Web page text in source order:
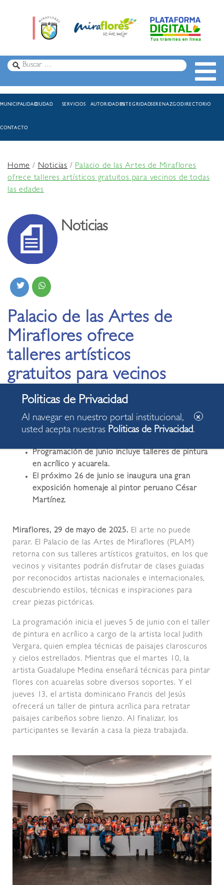
MUNICIPALIDADCIUDAD SERVICIOS AUTORIDADESINTEGRIDADSERENAZGODIRECTORIO
CONTACTO
Home/Noticias /Palacio de las Artes de Miraflores
ofrece talleres artísticos gratuitos para vecinos de todas
las edades
Noticias
Palacio de las Artes de
Miraflores ofrece
talleres artísticos
gratuitos para vecinos
de todas las edades
29.05.2025
Programación de junio incluye talleres de pintura
en acrílico y acuarela.
El próximo 26 de junio se inaugura una gran
exposición homenaje al pintor peruano César
Martínez.
Miraflores, 29 de mayo de 2025. El arte no puede
parar. El Palacio de las Artes de Miraflores (PLAM)
retorna con sus talleres artísticos gratuitos, en los que
vecinos y visitantes podrán disfrutar de clases guiadas
por reconocidos artistas nacionales e internacionales,
descubriendo estilos, técnicas e inspiraciones para
crear piezas pictóricas.
La programación inicia el jueves 5 de junio con el taller
de pintura en acrílico a cargo de la artista local Judith
Vergara, quien emplea técnicas de paisajes claroscuros
y cielos estrellados. Mientras que el martes 10, la
artista Guadalupe Medina enseñará técnicas para pintar
flores con acuarelas sobre diversos soportes. Y el
jueves 13, el artista dominicano Francis del Jesús
ofrecerá un taller de pintura acrílica para retratar
paisajes caribeños sobre lienzo. Al finalizar, los
participantes se llevarán a casa la pieza trabajada.
Al navegar en nuestro portal institucional,
usted acepta nuestras Politicas de Privacidad.